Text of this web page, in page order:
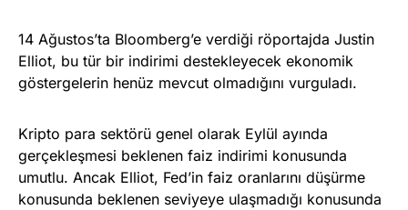
14 Ağustos’ta Bloomberg’e verdiği röportajda Justin
Elliot, bu tür bir indirimi destekleyecek ekonomik
göstergelerin henüz mevcut olmadığını vurguladı.
Kripto para sektörü genel olarak Eylül ayında
gerçekleşmesi beklenen faiz indirimi konusunda
umutlu. Ancak Elliot, Fed’in faiz oranlarını düşürme
konusunda beklenen seviyeye ulaşmadığı konusunda